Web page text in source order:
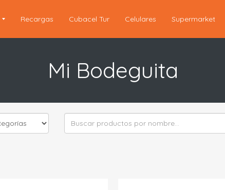
Recargas Cubacel Tur Celulares Supermarket
Mi Bodeguita